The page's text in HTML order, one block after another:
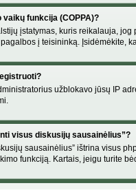
funkcija (COPPA)?
įstatymas, kuris reikalauja,
į teisininką. Įsidėmėkite,
užblokavo jūsų IP
visus diskusijų sausainėlius”?
sausainėlius” ištrina visus
funkciją. Kartais, jeigu turite